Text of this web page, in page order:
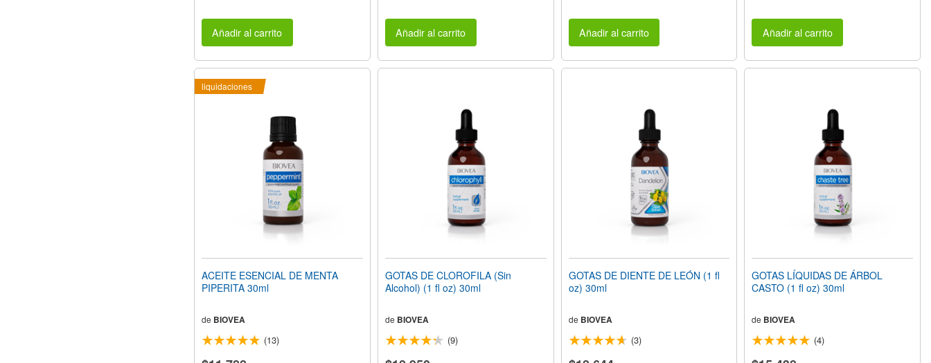
Añadir al carrito Añadir al carrito Añadir al carrito Añadir al carrito
liquidaciones
ACEITE ESENCIAL DE MENTA
PIPERITA 30ml
de BIOVEA
(13)
GOTAS DE CLOROFILA (Sin
Alcohol) (1 fl oz) 30ml
de BIOVEA
(9)
GOTAS DE DIENTE DE LEÓN (1 fl
oz) 30ml
de BIOVEA
(3)
GOTAS LÍQUIDAS DE ÁRBOL
CASTO (1 fl oz) 30ml
de BIOVEA
(4)